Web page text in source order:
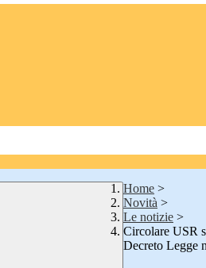
Home >
Novità >
Le notizie >
Circolare USR
Decreto Legge